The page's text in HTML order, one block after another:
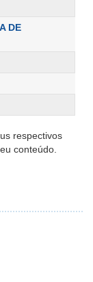
DE
respectivos
conteúdo.